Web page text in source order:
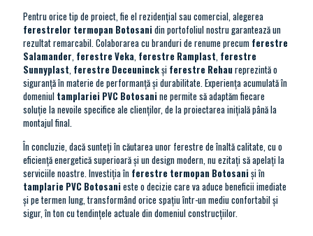
Pentru orice tip de proiect, fie el rezidenţial sau comercial, alegerea
ferestrelor termopan Botosani din portofoliul nostru garantează un
rezultat remarcabil. Colaborarea cu branduri de renume precum ferestre
Salamander, ferestre Veka, ferestre Ramplast, ferestre
Sunnyplast, ferestre Deceuninckşi ferestre Rehau reprezintă o
siguranţă în materie de performanţă şi durabilitate. Experienţa acumulată în
domeniul tamplariei PVC Botosani ne permite să adaptăm fiecare
soluţie la nevoile specifice ale clienţilor, de la proiectarea iniţială până la
montajul final.
În concluzie, dacă sunteţi în căutarea unor ferestre de înaltă calitate, cu o
eficienţă energetică superioară şi un design modern, nu ezitaţi să apelaţi la
serviciile noastre. Investiţia în ferestre termopan Botosani şi în
tamplarie PVC Botosani este o decizie care va aduce beneficii imediate
şi pe termen lung, transformând orice spaţiu într-un mediu confortabil şi
sigur, în ton cu tendinţele actuale din domeniul construcţiilor.